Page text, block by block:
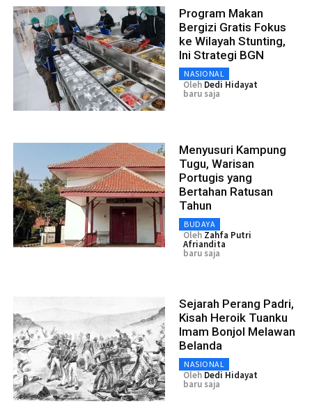
Program Makan
Bergizi Gratis Fokus
ke Wilayah Stunting,
Ini Strategi BGN
NASIONAL
Oleh Dedi Hidayat
baru saja
Menyusuri Kampung
Tugu, Warisan
Portugis yang
Bertahan Ratusan
Tahun
BUDAYA
Oleh Zahfa Putri
Afriandita
baru saja
Sejarah Perang Padri,
Kisah Heroik Tuanku
Imam Bonjol Melawan
Belanda
NASIONAL
Oleh Dedi Hidayat
baru saja